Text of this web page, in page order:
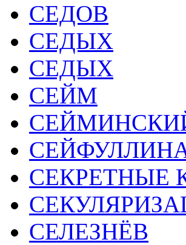
СЕДОВ
СЕДЫХ
СЕДЫХ
СЕЙМ
СЕКРЕТНЫЕ
СЕЛЕЗНЁВ